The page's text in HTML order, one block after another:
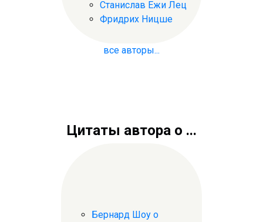
Станислав Ежи Лец
Фридрих Ницше
все авторы...
Цитаты автора о ...
Бернард Шоу о